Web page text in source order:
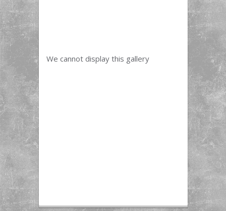
We cannot display this gallery